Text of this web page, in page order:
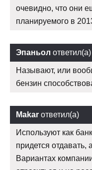
очевидно, что они
планируемого в
Эпаньол ответил(а)
Называют, или
бензин
Makar ответил(а)
Используют как
придется
Вариантах